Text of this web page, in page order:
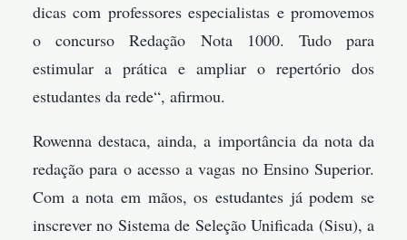
dicas com professores especialistas e promovemos
o concurso Redação Nota 1000. Tudo para
estimular a prática e ampliar o repertório dos
estudantes da rede“, afirmou.
Rowenna destaca, ainda, a importância da nota da
redação para o acesso a vagas no Ensino Superior.
Com a nota em mãos, os estudantes já podem se
inscrever no Sistema de Seleção Unificada (Sisu), a